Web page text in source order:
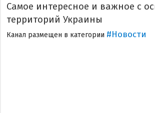
Самое интересное и важное с
территорий Украины
Канал размещен в категории #Новости